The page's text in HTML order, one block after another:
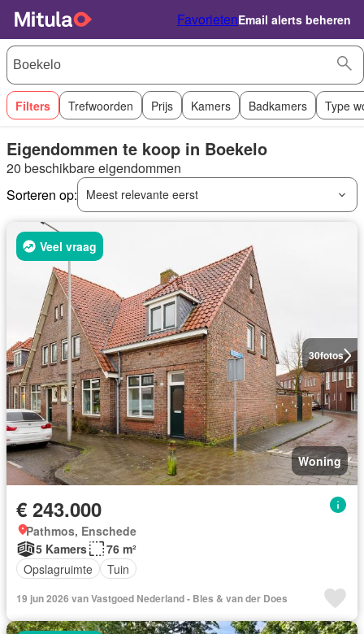
FavorietenEmail alerts beheren
Filters Trefwoorden Prijs Kamers Badkamers Type
Eigendommen te koop in Boekelo
20 beschikbare eigendommen
Sorteren op:
Meest relevante eerst
30fotos
Veel vraag
Woning
€ 243.000
Pathmos, Enschede
5 Kamers
76 m²
Opslagruimte
Tuin
19 jun 2026 van Vastgoed Nederland - Bles & van der Does